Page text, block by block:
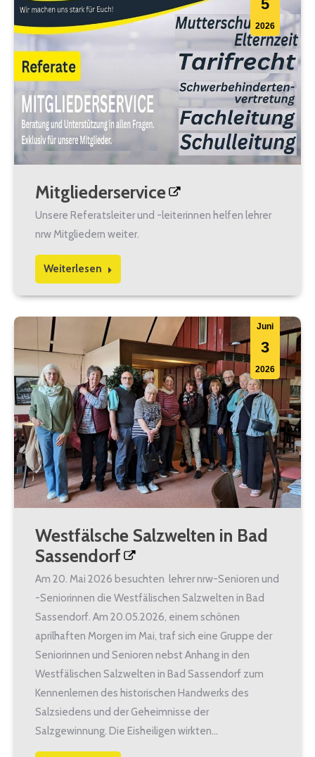
5
2026
Mitgliederservice
Unsere Referatsleiter und -leiterinnen helfen lehrer
nrw Mitgliedern weiter.
Weiterlesen
Juni
3
2026
Westfälsche Salzwelten in Bad
Sassendorf
Am 20. Mai 2026 besuchten lehrer nrw-Senioren und
-Seniorinnen die Westfälischen Salzwelten in Bad
Sassendorf. Am 20.05.2026, einem schönen
aprilhaften Morgen im Mai, traf sich eine Gruppe der
Seniorinnen und Senioren nebst Anhang in den
Westfälischen Salzwelten in Bad Sassendorf zum
Kennenlernen des historischen Handwerks des
Salzsiedens und der Geheimnisse der
Salzgewinnung. Die Eisheiligen wirkten…